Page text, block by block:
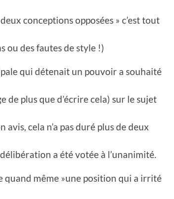
conceptions opposées » c’est tout
ou des fautes de style !)
qui détenait un pouvoir a souhaité
de plus que d’écrire cela) sur le sujet
avis, cela n’a pas duré plus de deux
a été votée à l’unanimité.
même »une position qui a irrité